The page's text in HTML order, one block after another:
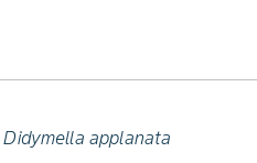
Didymella applanata